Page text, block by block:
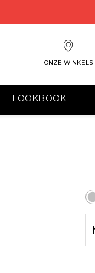
ONZE WINKELS
LOOKBOOK